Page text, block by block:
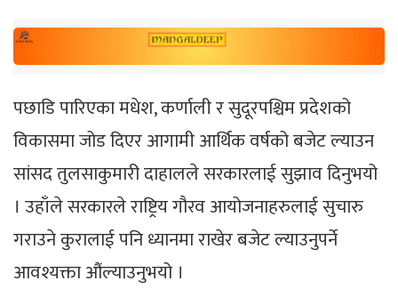
पछाडि पारिएका मधेश, कर्णाली र सुदूरपश्चिम प्रदेशको
विकासमा जोड दिएर आगामी आर्थिक वर्षको बजेट ल्याउन
सांसद तुलसाकुमारी दाहालले सरकारलाई सुझाव दिनुभयो
। उहाँले सरकारले राष्ट्रिय गौरव आयोजनाहरुलाई सुचारु
गराउने कुरालाई पनि ध्यानमा राखेर बजेट ल्याउनुपर्ने
आवश्यक्ता औंल्याउनुभयो ।